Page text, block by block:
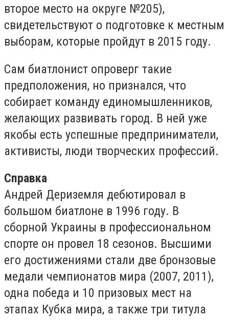
второе место на округе №205),
свидетельствуют о подготовке к местным
выборам, которые пройдут в 2015 году.
Сам биатлонист опроверг такие
предположения, но признался, что
собирает команду единомышленников,
желающих развивать город. В ней уже
якобы есть успешные предприниматели,
активисты, люди творческих профессий.
Справка
Андрей Дериземля дебютировал в
большом биатлоне в 1996 году. В
сборной Украины в профессиональном
спорте он провел 18 сезонов. Высшими
его достижениями стали две бронзовые
медали чемпионатов мира (2007, 2011),
одна победа и 10 призовых мест на
этапах Кубка мира, а также три титула